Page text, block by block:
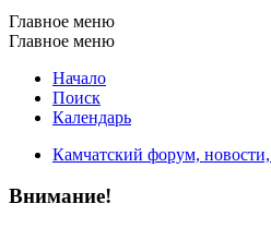
Главное меню
Главное меню
Начало
Поиск
Календарь
Камчатский форум,
Внимание!